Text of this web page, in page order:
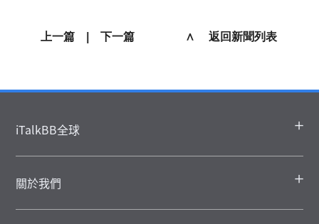
上一篇 |下一篇 ∧ 返回新聞列表
iTalkBB全球
關於我們